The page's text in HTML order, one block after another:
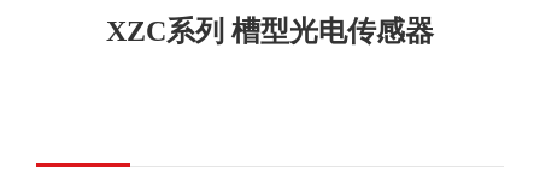
XZC系列 槽型光电传感器